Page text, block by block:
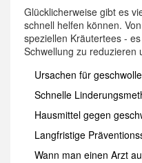
Glücklicherweise gibt es
schnell helfen können.
speziellen Kräutertees -
Schwellung zu reduzieren
Ursachen für
Schnelle
Hausmittel gegen
Langfristige
Wann man einen Arzt